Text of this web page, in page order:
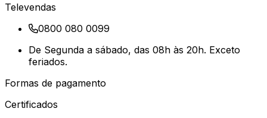
Televendas
0800 080 0099
De Segunda a sábado, das 08h às 20h. Exceto
feriados.
Formas de pagamento
Certificados